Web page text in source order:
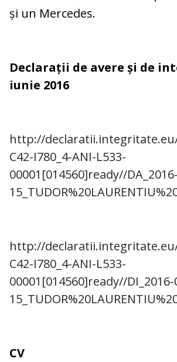
și un Mercedes.
Declarații de avere și de
iunie 2016
http://declaratii.integritate.eu/
C42-I780_4-ANI-L533-
00001[014560]ready//
http://declaratii.integritate.eu/
C42-I780_4-ANI-L533-
00001[014560]ready//DI_2016-
CV